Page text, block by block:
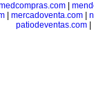
|
| mercadoventa.com|
patiodeventas.com|